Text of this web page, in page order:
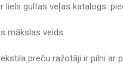
liels gultas veļas katalogs:
mākslas veids
preču ražotāji ir pilni